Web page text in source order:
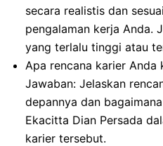
secara realistis dan
pengalaman kerja Anda.
yang terlalu tinggi atau
Apa rencana karier Anda
Jawaban: Jelaskan
depannya dan
Ekacitta Dian Persada
karier tersebut.